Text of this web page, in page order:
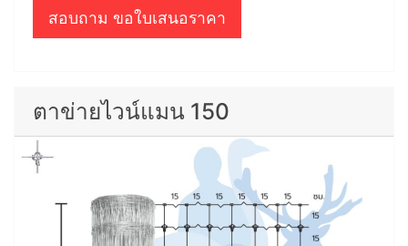
สอบถาม ขอใบเสนอราคา
ตาข่ายไวน์แมน 150